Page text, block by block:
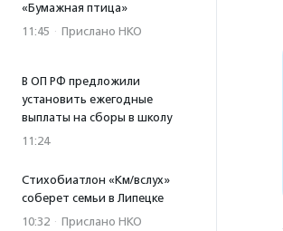
«Бумажная птица»
11:45 · Прислано НКО
В ОП РФ предложили
установить ежегодные
выплаты на сборы в школу
11:24
Стихобиатлон «Км/вслух»
соберет семьи в Липецке
10:32 · Прислано НКО